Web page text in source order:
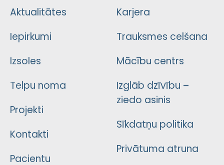
Aktualitātes
Iepirkumi
Izsoles
Telpu noma
Projekti
Kontakti
Pacientu
Karjera
Trauksmes celšana
Mācību centrs
Izglāb dzīvību –
ziedo asinis
Sīkdatņu politika
Privātuma atruna